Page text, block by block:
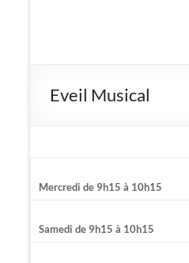
Eveil Musical
Mercredi de 9h15 à 10h15
Samedi de 9h15 à 10h15